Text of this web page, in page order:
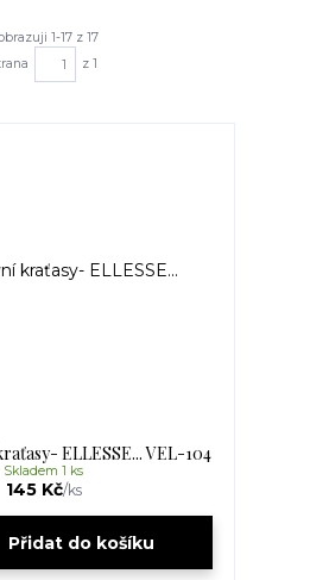
1-17 z 17
z 1
ELLESSE... VEL-104
145 Kč/ks
Skladem 1 ks
Přidat do košíku